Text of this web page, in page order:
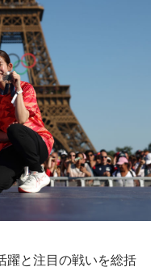
躍と注目の戦いを総括